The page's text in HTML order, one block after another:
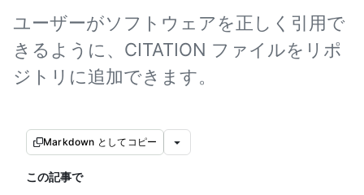
ユーザーがソフトウェアを正しく引用で
きるように、CITATION ファイルをリポ
ジトリに追加できます。
Markdown としてコピー
この記事で